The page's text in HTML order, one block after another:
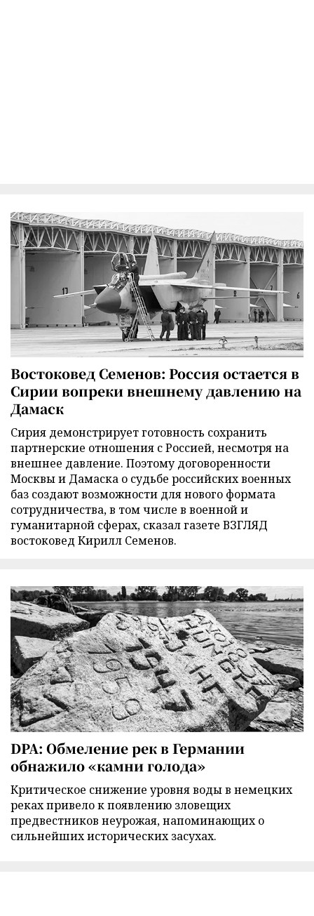
Востоковед Семенов: Россия остается в
Сирии вопреки внешнему давлению на
Дамаск
Сирия демонстрирует готовность сохранить
партнерские отношения с Россией, несмотря на
внешнее давление. Поэтому договоренности
Москвы и Дамаска о судьбе российских военных
баз создают возможности для нового формата
сотрудничества, в том числе в военной и
гуманитарной сферах, сказал газете ВЗГЛЯД
востоковед Кирилл Семенов.
DPA: Обмеление рек в Германии
обнажило «камни голода»
Критическое снижение уровня воды в немецких
реках привело к появлению зловещих
предвестников неурожая, напоминающих о
сильнейших исторических засухах.